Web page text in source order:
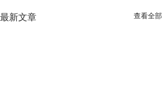
最新文章 查看全部